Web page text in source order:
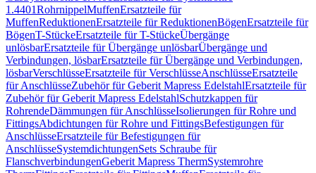
1.4401RohrnippelMuffenErsatzteile für
MuffenReduktionenErsatzteile für ReduktionenBögenErsatzteile für
BögenT-StückeErsatzteile für T-StückeÜbergänge
unlösbarErsatzteile für Übergänge unlösbarÜbergänge und
Verbindungen, lösbarErsatzteile für Übergänge und Verbindungen,
lösbarVerschlüsseErsatzteile für VerschlüsseAnschlüsseErsatzteile
für AnschlüsseZubehör für Geberit Mapress EdelstahlErsatzteile für
Zubehör für Geberit Mapress EdelstahlSchutzkappen für
RohrendeDämmungen für AnschlüsseIsolierungen für Rohre und
FittingsAbdichtungen für Rohre und FittingsBefestigungen für
AnschlüsseErsatzteile für Befestigungen für
AnschlüsseSystemdichtungenSets Schraube für
FlanschverbindungenGeberit Mapress ThermSystemrohre